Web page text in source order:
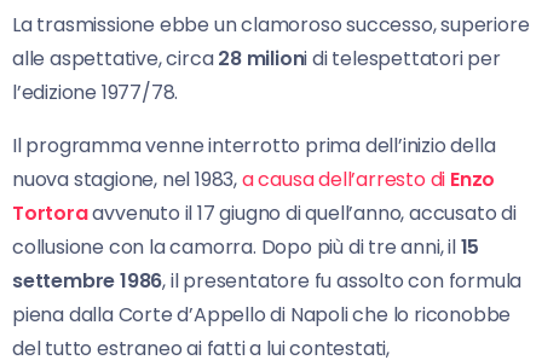
La trasmissione ebbe un clamoroso successo, superiore
alle aspettative, circa28 milioni di telespettatori per
l’edizione 1977/78.
Il programma venne interrotto prima dell’inizio della
nuova stagione, nel 1983,a causa dell’arresto di Enzo
Tortoraavvenuto il 17 giugno di quell’anno, accusato di
collusione con la camorra. Dopo più di tre anni, il15
settembre 1986, il presentatore fu assolto con formula
piena dalla Corte d’Appello di Napoli che lo riconobbe
del tutto estraneo ai fatti a lui contestati,